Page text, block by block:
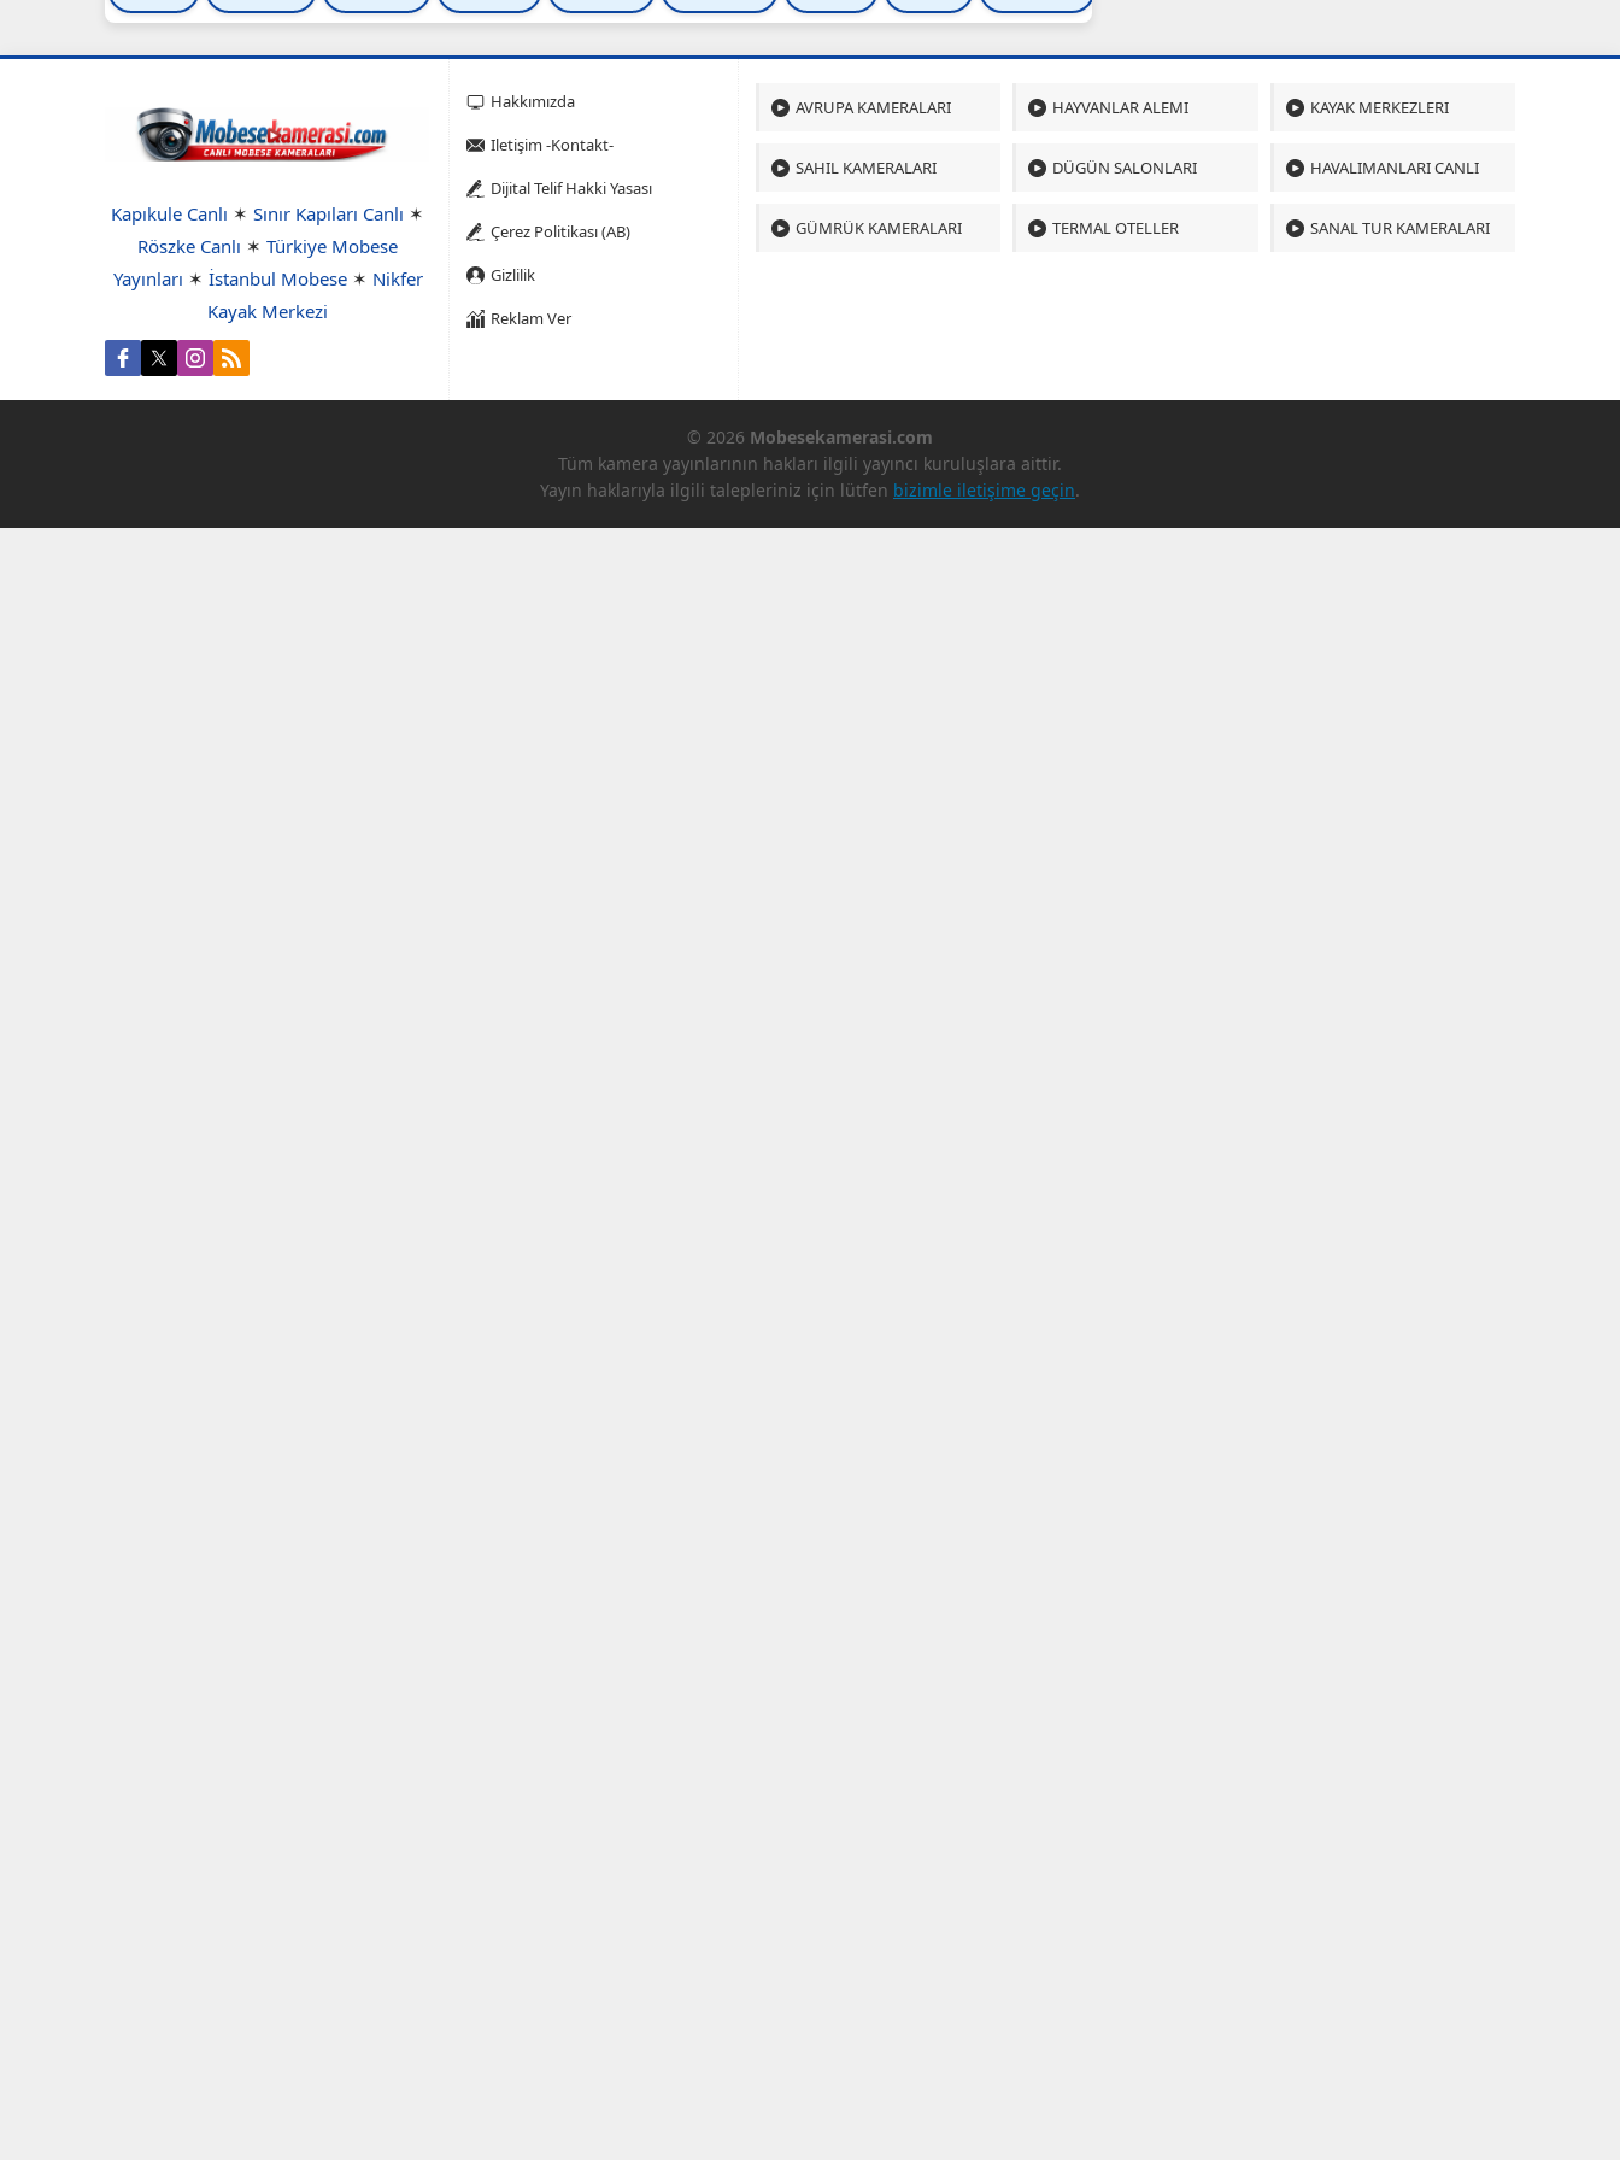
Kapıkule Canlı ✶ Sınır Kapıları Canlı ✶
Röszke Canlı ✶ Türkiye Mobese
Yayınları ✶ İstanbul Mobese✶ Nikfer
Kayak Merkezi
Hakkımızda
Iletişim -Kontakt-
Dijital Telif Hakki Yasası
Çerez Politikası (AB)
Gizlilik
Reklam Ver
AVRUPA KAMERALARI HAYVANLAR ALEMI KAYAK MERKEZLERI
SAHIL KAMERALARI DÜGÜN SALONLARI HAVALIMANLARI CANLI
GÜMRÜK KAMERALARI TERMAL OTELLER SANAL TUR KAMERALARI
© 2026 Mobesekamerasi.com
Tüm kamera yayınlarının hakları ilgili yayıncı kuruluşlara aittir.
Yayın haklarıyla ilgili talepleriniz için lütfen bizimle iletişime geçin.